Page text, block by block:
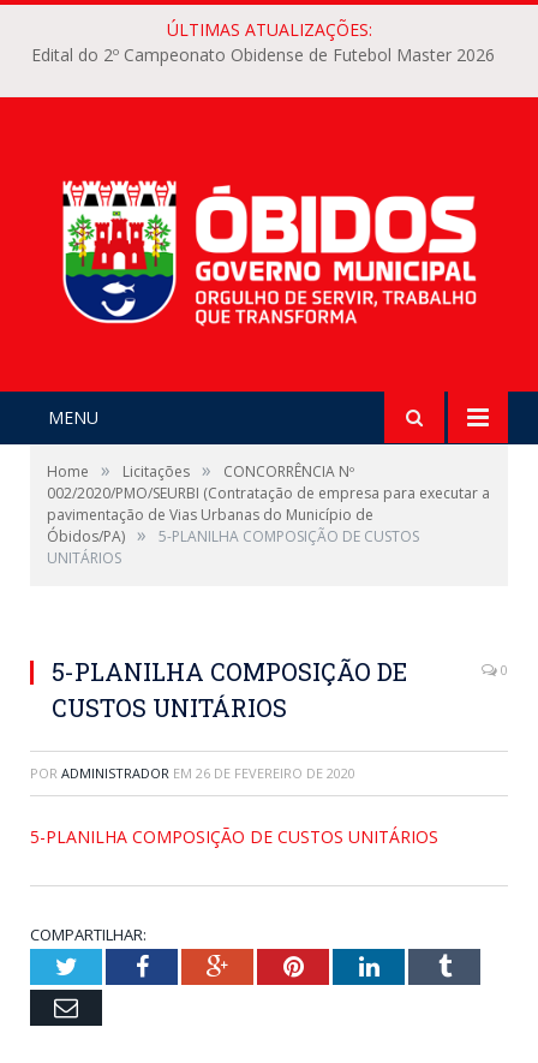
ÚLTIMAS ATUALIZAÇÕES:
Edital do 2º Campeonato Obidense de Futebol Master 2026
MENU
Home » Licitações »
CONCORRÊNCIA Nº
002/2020/PMO/SEURBI (Contratação de empresa para executar a
pavimentação de Vias Urbanas do Município de
Óbidos/PA) »
5-PLANILHA COMPOSIÇÃO DE CUSTOS
UNITÁRIOS
5-PLANILHA COMPOSIÇÃO DE
CUSTOS UNITÁRIOS
0
POR ADMINISTRADOR EM 26 DE FEVEREIRO DE 2020
5-PLANILHA COMPOSIÇÃO DE CUSTOS UNITÁRIOS
COMPARTILHAR:
TwitterFacebookGoogle+PinterestLinkedInTumblr
Email